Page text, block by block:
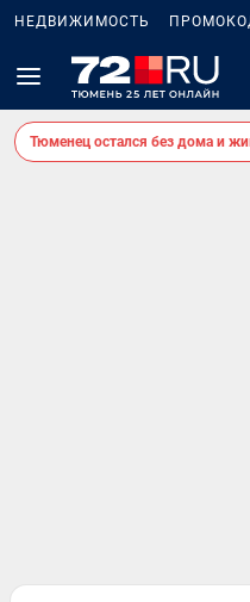
НЕДВИЖИМОСТЬ
Тюменец остался без дома и